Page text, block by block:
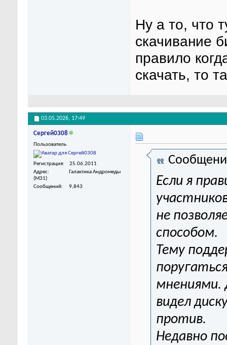
Ну а то, что
скачивание
правило
скачать, то
03.05.2026, 17:49
Сергей0308
Пользователь
Регистрация
25.06.2011
Адрес
Галактика Андромеды
(M31)
Сообщений
9,843
Если я
не
способом.
Тему
мнениями.
видел
против.
Недавно